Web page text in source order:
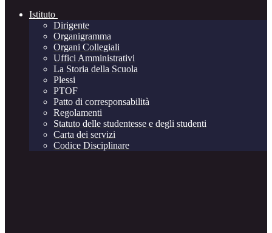
Istituto
Dirigente
Organigramma
Organi Collegiali
Uffici Amministrativi
La Storia della Scuola
Plessi
PTOF
Patto di corresponsabilità
Regolamenti
Statuto delle studentesse e degli studenti
Carta dei servizi
Codice Disciplinare